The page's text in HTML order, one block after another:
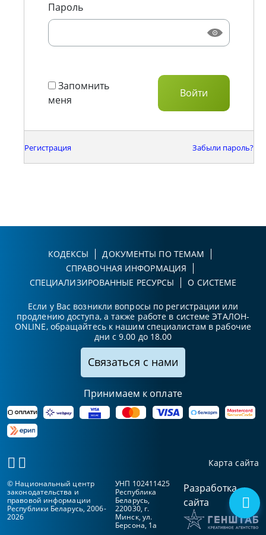
Пароль
Запомнить
меня
Регистрация Забыли пароль?
КОДЕКСЫ
ДОКУМЕНТЫ ПО ТЕМАМ
СПРАВОЧНАЯ ИНФОРМАЦИЯ
СПЕЦИАЛИЗИРОВАННЫЕ РЕСУРСЫ
О СИСТЕМЕ
Если у Вас возникли вопросы по регистрации или
продлению доступа, а также работе в системе ЭТАЛОН-
ONLINE, обращайтесь к нашим специалистам в рабочие
дни с 9.00 до 18.00
Связаться с нами
Принимаем к оплате
Карта сайта
© Национальный центр
законодательства и
правовой информации
Республики Беларусь, 2006-
2026
УНП 102411425
Республика
Беларусь,
220030, г.
Минск, ул.
Берсона, 1а
Разработка
сайта